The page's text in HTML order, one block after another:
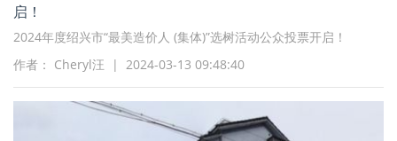
启！
2024年度绍兴市“最美造价人 (集体)”选树活动公众投票开启！
作者： Cheryl汪 | 2024-03-13 09:48:40